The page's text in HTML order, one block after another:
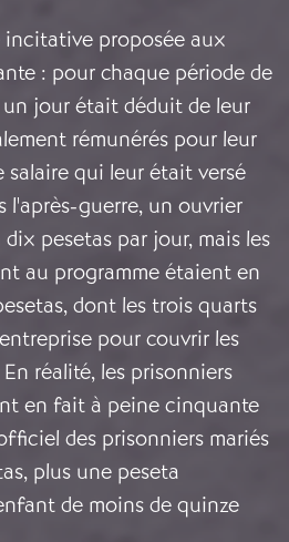
incitative proposée aux
: pour chaque période de
jour était déduit de leur
rémunérés pour leur
salaire qui leur était versé
l'après-guerre, un ouvrier
pesetas par jour, mais les
au programme étaient en
dont les trois quarts
pour couvrir les
réalité, les prisonniers
en fait à peine cinquante
des prisonniers mariés
plus une peseta
de moins de quinze